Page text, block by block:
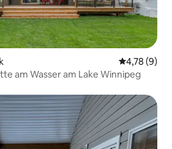
4,78 (9)
am Wasser am Lake Winnipeg